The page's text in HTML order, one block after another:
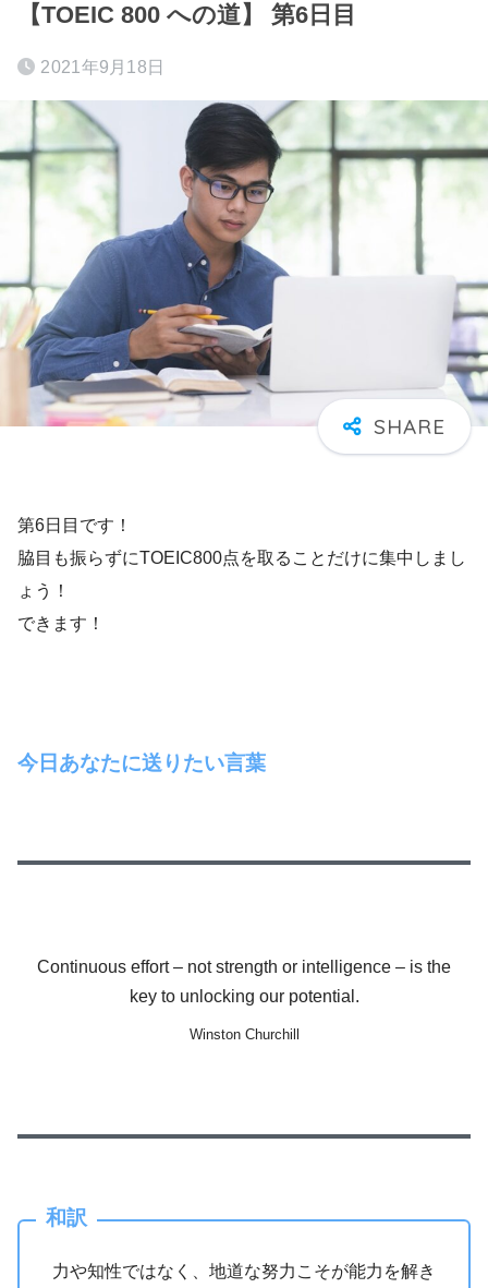
【TOEIC 800 への道】 第6日目
2021年9月18日
第6日目です！
脇目も振らずにTOEIC800点を取ることだけに集中しまし
ょう！
できます！
今日あなたに送りたい言葉
Continuous effort – not strength or intelligence – is the
key to unlocking our potential.
Winston Churchill
和訳
力や知性ではなく、地道な努力こそが能力を解き